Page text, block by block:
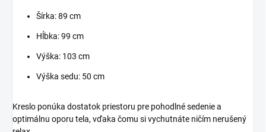
Šírka: 89 cm
Hĺbka: 99 cm
Výška: 103 cm
Výška sedu: 50 cm
Kreslo ponúka dostatok priestoru pre pohodlné sedenie a
optimálnu oporu tela, vďaka čomu si vychutnáte ničím nerušený